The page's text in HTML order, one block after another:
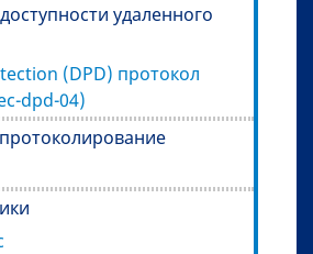
удаленного
(DPD) протокол
dpd-04)